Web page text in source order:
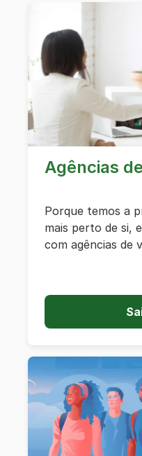
Agências
Porque temos a
mais perto de si,
com agências de